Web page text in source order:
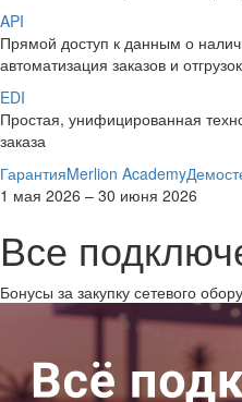
API
Прямой доступ к данным о
автоматизация заказов и отгрузок
EDI
Простая, унифицированная
заказа
ГарантияMerlion Academy
1 мая 2026 – 30 июня 2026
Все
Бонусы за закупку сетевого